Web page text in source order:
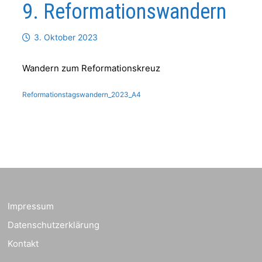
9. Reformationswandern
3. Oktober 2023
Wandern zum Reformationskreuz
Reformationstagswandern_2023_A4
Impressum
Datenschutzerklärung
Kontakt